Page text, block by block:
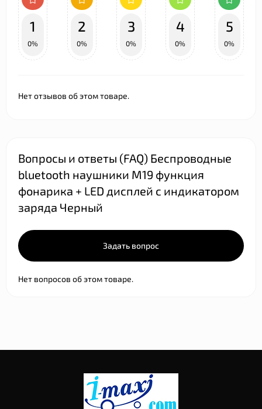
1
0%
2
0%
3
0%
4
0%
5
0%
Нет отзывов об этом товаре.
Вопросы и ответы (FAQ) Беспроводные
bluetooth наушники M19 функция
фонарика + LED дисплей с индикатором
заряда Черный
Задать вопрос
Нет вопросов об этом товаре.